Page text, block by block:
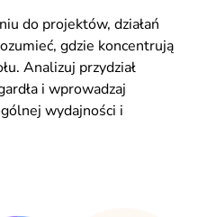
do projektów, działań
gdzie koncentrują
Analizuj przydział
i wprowadzaj
wydajności i